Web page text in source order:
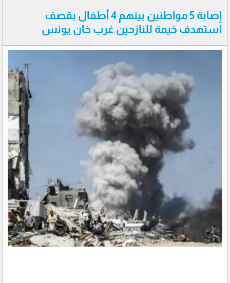
إصابة 5 مواطنين بينهم 4 أطفال بقصف
استهدف خيمة للنازحين غرب خان يونس